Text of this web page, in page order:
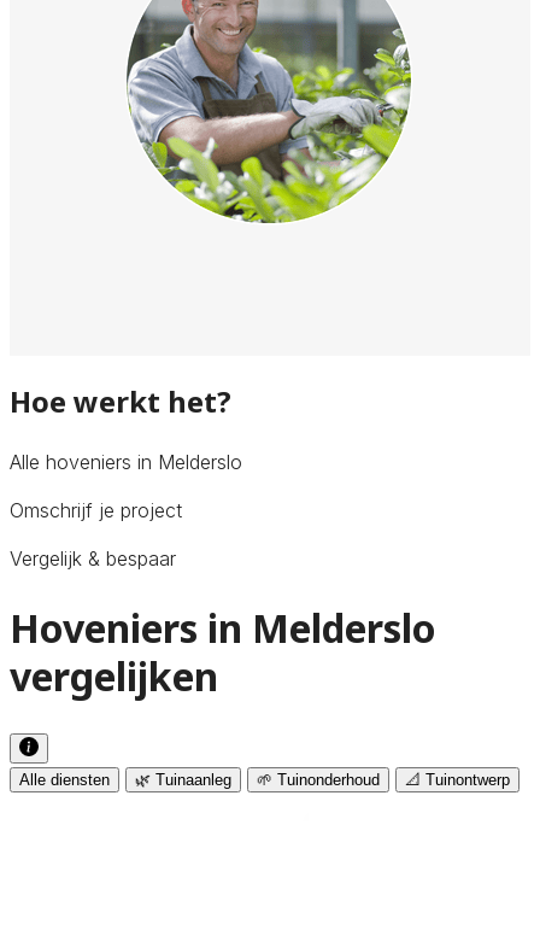
Hoe werkt het?
Alle hoveniers in Melderslo
Omschrijf je project
Vergelijk & bespaar
Hoveniers in Melderslo
vergelijken
Alle diensten 🌿 Tuinaanleg 🌱 Tuinonderhoud 📐 Tuinontwerp